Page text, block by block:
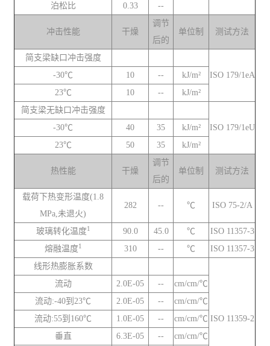
泊松比 0.33 --
冲击性能 干燥
调节
后的
单位制 测试方法
简支梁缺口冲击强度
ISO 179/1eA
-30℃ 10 --
kJ/m²
23℃
10 --
kJ/m²
简支梁无缺口冲击强度
ISO 179/1eU
-30℃ 40 35
kJ/m²
23℃
50 35 kJ/m²
热性能 干燥
调节
后的
单位制 测试方法
载荷下热变形温度(1.8
MPa,未退火)
282 -- ℃ ISO 75-2/A
玻璃转化温度1 90.0 45.0 ℃
ISO 11357-3
熔融温度1 310 -- ℃
ISO 11357-3
线形热膨胀系数
ISO 11359-2
流动 2.0E-05 --
cm/cm/℃
流动:-40到23℃
2.0E-05 --
cm/cm/℃
流动:55到160℃
1.0E-05 --
cm/cm/℃
垂直
6.3E-05 --
cm/cm/℃